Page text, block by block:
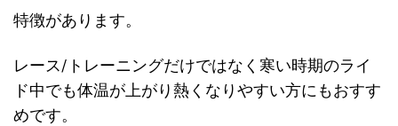
特徴があります。
レース/トレーニングだけではなく寒い時期のライ
ド中でも体温が上がり熱くなりやすい方にもおすす
めです。